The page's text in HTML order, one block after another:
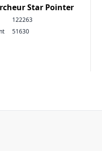
Star Pointer
122263
51630